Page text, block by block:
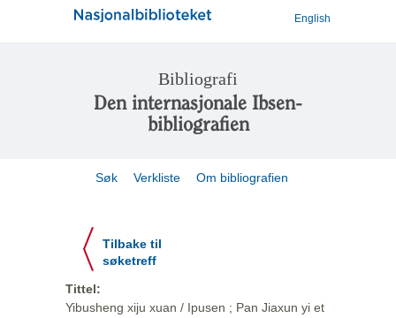
English
Bibliografi
Den internasjonale Ibsen-
bibliografien
Søk Verkliste Om bibliografien
Tilbake til
søketreff
Tittel:
Yibusheng xiju xuan / Ipusen ; Pan Jiaxun yi et